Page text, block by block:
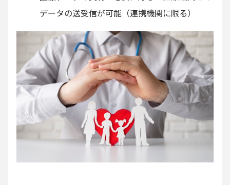
データの送受信が可能（連携機関に限る）